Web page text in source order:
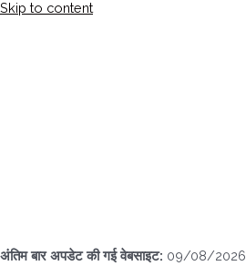
Skip to content
अंतिम बार अपडेट की गई वेबसाइट: 09/08/2026